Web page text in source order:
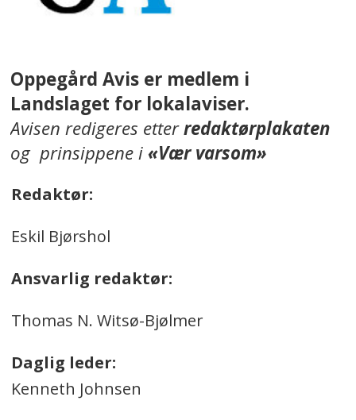
Oppegård Avis er medlem i
Landslaget for lokalaviser.
Avisen redigeres etterredaktørplakaten
og prinsippene i«Vær varsom»
Redaktør:
Eskil Bjørshol
Ansvarlig redaktør:
Thomas N. Witsø-Bjølmer
Daglig leder:
Kenneth Johnsen